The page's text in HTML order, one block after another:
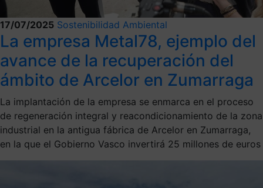
17/07/2025 Sostenibilidad Ambiental
La empresa Metal78, ejemplo del
avance de la recuperación del
ámbito de Arcelor en Zumarraga
La implantación de la empresa se enmarca en el proceso
de regeneración integral y reacondicionamiento de la zona
industrial en la antigua fábrica de Arcelor en Zumarraga,
en la que el Gobierno Vasco invertirá 25 millones de euros